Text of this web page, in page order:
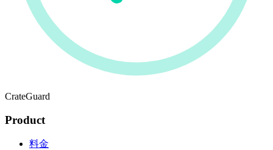
CrateGuard
Product
料金